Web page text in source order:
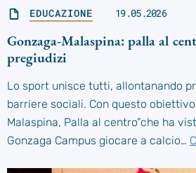
EDUCAZIONE 19.05.2026
Gonzaga-Malaspina: palla al
pregiudizi
Lo sport unisce tutti, allontanando
barriere sociali. Con questo
Malaspina, Palla al centro”che ha
Gonzaga Campus giocare a calcio…